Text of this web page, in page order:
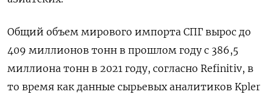
Общий объем мирового импорта СПГ вырос до
409 миллионов тонн в прошлом году с 386,5
миллиона тонн в 2021 году, согласно Refinitiv, в
то время как данные сырьевых аналитиков Kpler